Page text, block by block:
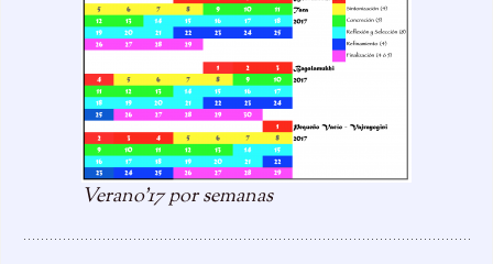
Verano’17 por semanas